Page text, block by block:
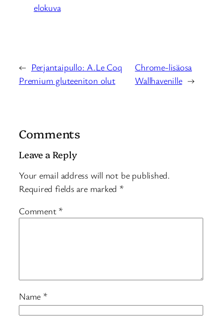
elokuva
← Perjantaipullo: A.Le Coq
Premium gluteeniton olut
Chrome-lisäosa
Wallhavenille →
Comments
Leave a Reply
Your email address will not be published.
Required fields are marked *
Comment *
Name *